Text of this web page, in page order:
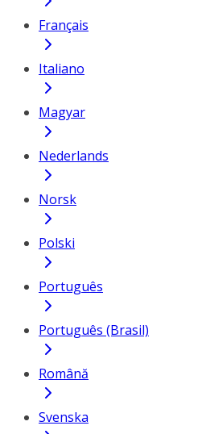
Français
Italiano
Magyar
Nederlands
Norsk
Polski
Português
Português (Brasil)
Română
Svenska